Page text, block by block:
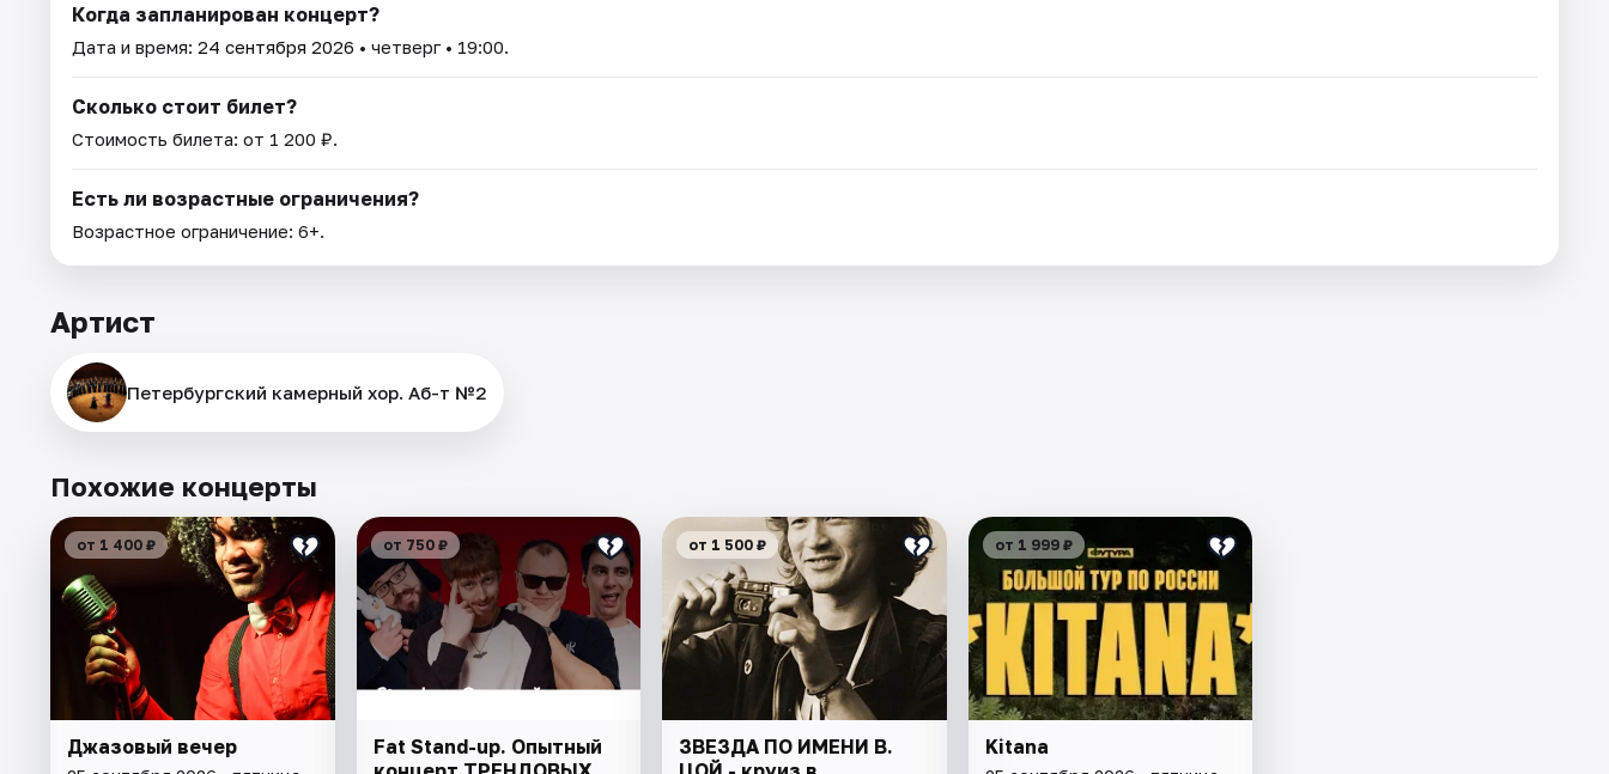
Когда запланирован концерт?
Дата и время: 24 сентября 2026 • четверг • 19:00.
Сколько стоит билет?
Стоимость билета: от 1 200 ₽.
Есть ли возрастные ограничения?
Возрастное ограничение: 6+.
Артист
Петербургский камерный хор. Аб-т №2
Похожие концерты
от 1 400 ₽
Джазовый вечер
от 750 ₽
Fat Stand-up. Опытный
от 1 500 ₽
ЗВЕЗДА ПО ИМЕНИ В.
от 1 999 ₽
Kitana